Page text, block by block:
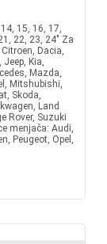
15, 16, 17,
22, 23, 24" Za
Dacia,
Jeep, Kia,
Mazda,
Mitshubishi,
Skoda,
Land
Rover, Suzuki
menjača: Audi,
Peugeot, Opel,